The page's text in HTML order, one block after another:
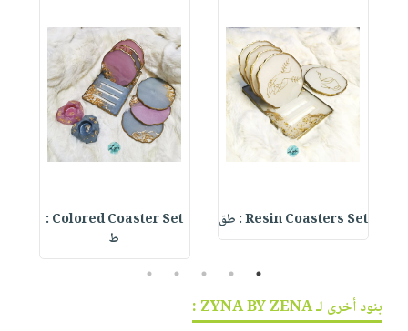
Resin Coasters Set : طق
Colored Coaster Set :
ط
1
2
3
4
5
بنود أخرى لـ ZYNA BY ZENA :